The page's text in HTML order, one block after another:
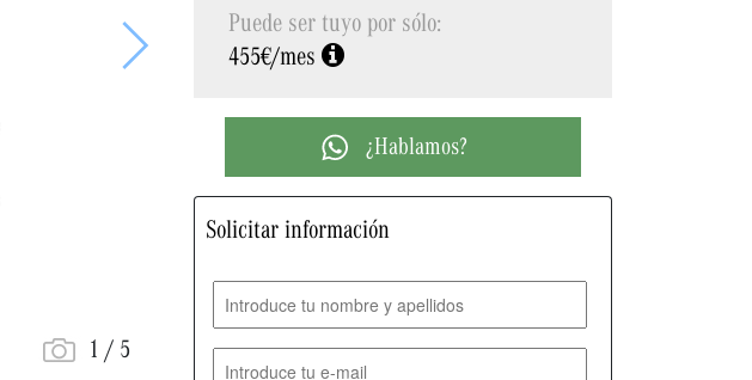
Siguiente
Puede ser tuyo por sólo:
455€/mes
¿Hablamos?
Solicitar información